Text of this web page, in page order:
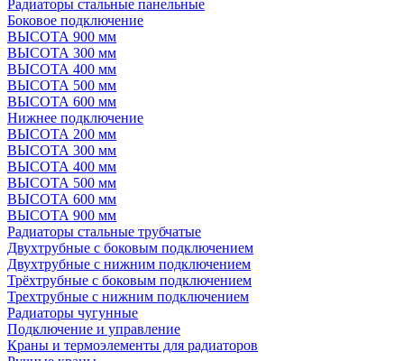
Радиаторы стальные панельные
Боковое подключение
ВЫСОТА 900 мм
ВЫСОТА 300 мм
ВЫСОТА 400 мм
ВЫСОТА 500 мм
ВЫСОТА 600 мм
Нижнее подключение
ВЫСОТА 200 мм
ВЫСОТА 300 мм
ВЫСОТА 400 мм
ВЫСОТА 500 мм
ВЫСОТА 600 мм
ВЫСОТА 900 мм
Радиаторы стальные трубчатые
Двухтрубные с боковым подключением
Двухтрубные с нижним подключением
Трёхтрубные с боковым подключением
Трехтрубные с нижним подключением
Радиаторы чугунные
Подключение и управление
Краны и термоэлементы для радиаторов